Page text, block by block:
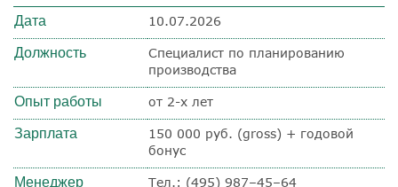
Дата 10.07.2026
Должность
Специалист по планированию
производства
Опыт работы от 2-х лет
Зарплата
150 000 руб. (gross) + годовой
бонус
Менеджер
Тел.: (495) 987–45–64